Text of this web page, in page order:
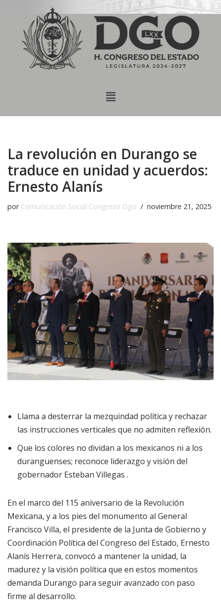
Saltar
contenido
La revolución en Durango se
traduce en unidad y acuerdos:
Ernesto Alanís
por Comunicación Social Congreso Dgo noviembre 21, 2025
Llama a desterrar la mezquindad política y rechazar
las instrucciones verticales que no admiten reflexión.
Que los colores no dividan a los mexicanos ni a los
duranguenses; reconoce liderazgo y visión del
gobernador Esteban Villegas .
En el marco del 115 aniversario de la Revolución
Mexicana, y a los pies del monumento al General
Francisco Villa, el presidente de la Junta de Gobierno y
Coordinación Política del Congreso del Estado, Ernesto
Alanís Herrera, convocó a mantener la unidad, la
madurez y la visión política que en estos momentos
demanda Durango para seguir avanzado con paso
firme al desarrollo.